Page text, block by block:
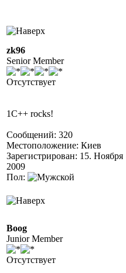
zk96
Senior Member
Отсутствует
1C++ rocks!
Сообщений: 320
Местоположение: Киев
Зарегистрирован: 15. Ноября
2009
Пол:
Boog
Junior Member
Отсутствует